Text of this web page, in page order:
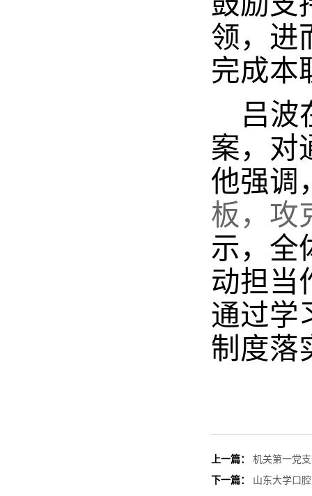
领，进
完成本
吕波
案，对
他强调
板，攻
示，全
动担当
通过学
制度落
上一篇：
机关第一党
下一篇：
山东大学口